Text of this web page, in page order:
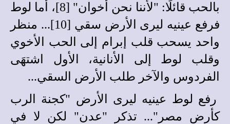
بالحب قائلًا: "لأننا نحن أخوان" [8]، أما لوط
فرفع عينيه ليرى الأرض سقي [10]... منظر
واحد يسحب قلب إبرام إلى الحب الأخوي
وقلب لوط إلى الأنانية، الأول اشتهَى
الفردوس والآخر طلب الأرض السقي...
رفع لوط عينيه ليرى الأرض "كجنة الرب
كأرض مصر"... تذكر "عدن" لكن لا في